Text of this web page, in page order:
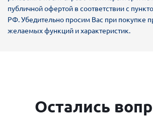
публичной офертой в соответствии с
РФ. Убедительно просим Вас при покупке
желаемых функций и характеристик.
Остались